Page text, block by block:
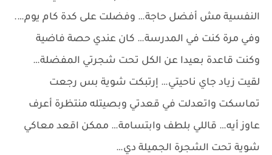
النفسية مش أفضل حاجة… وفضلت على كدة كام يوم….
وفي مرة كنت في المدرسة… كان عندي حصة فاضية
وكنت قاعدة بعيدا عن الكل تحت شجرتي المفضلة…
لقيت زياد جاي ناحيتي… إرتبكت شوية بس رجعت
تماسكت واتعدلت في قعدتي وبصيتله منتظرة أعرف
عاوز أيه… قاللي بلطف وابتسامة… ممكن اقعد معاكي
شوية تحت الشجرة الجميلة دي…